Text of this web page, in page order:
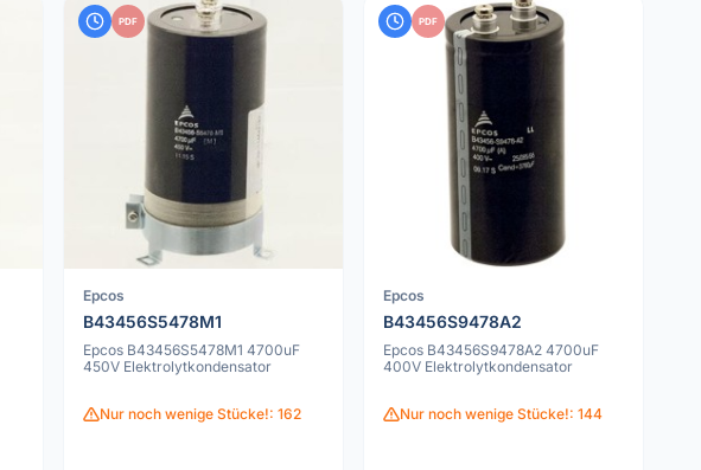
PDF
Epcos
B43456S5478M1
Epcos B43456S5478M1 4700uF
450V Elektrolytkondensator
Nur noch wenige Stücke!: 162
PDF
Epcos
B43456S9478A2
Epcos B43456S9478A2 4700uF
400V Elektrolytkondensator
Nur noch wenige Stücke!: 144